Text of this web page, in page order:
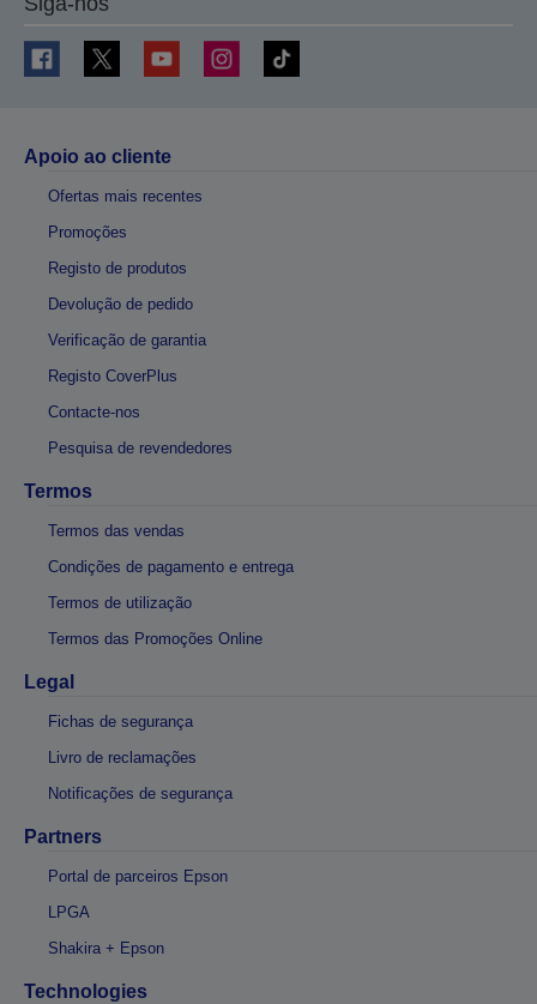
Apoio ao cliente
Ofertas mais recentes
Promoções
Registo de produtos
Devolução de pedido
Verificação de garantia
Registo CoverPlus
Contacte-nos
Pesquisa de revendedores
Termos
Termos das vendas
Condições de pagamento e entrega
Termos de utilização
Termos das Promoções Online
Legal
Fichas de segurança
Livro de reclamações
Notificações de segurança
Partners
Portal de parceiros Epson
LPGA
Shakira + Epson
Technologies